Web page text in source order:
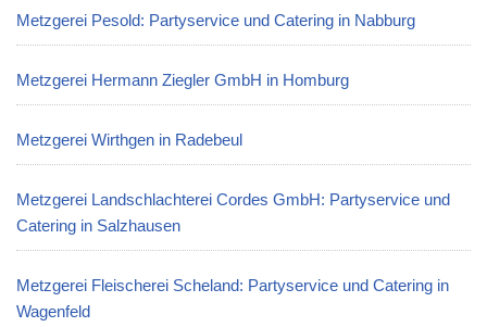
Metzgerei Pesold: Partyservice und Catering in Nabburg
Metzgerei Hermann Ziegler GmbH in Homburg
Metzgerei Wirthgen in Radebeul
Metzgerei Landschlachterei Cordes GmbH: Partyservice und
Catering in Salzhausen
Metzgerei Fleischerei Scheland: Partyservice und Catering in
Wagenfeld